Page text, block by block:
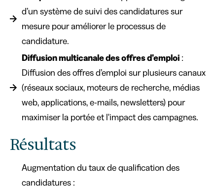
d’un système de suivi des candidatures sur
mesure pour améliorer le processus de
candidature.
Diffusion multicanale des offres d’emploi:
Diffusion des offres d’emploi sur plusieurs canaux
(réseaux sociaux, moteurs de recherche, médias
web, applications, e-mails, newsletters) pour
maximiser la portée et l'impact des campagnes.
Résultats
Augmentation du taux de qualification des
candidatures :